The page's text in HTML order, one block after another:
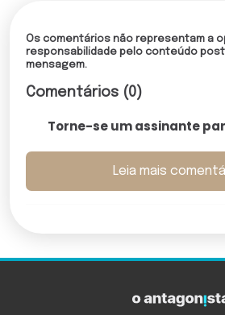
Os comentários não representam a
responsabilidade pelo conteúdo
mensagem.
Comentários (0)
Torne-se um assinante
Leia mais